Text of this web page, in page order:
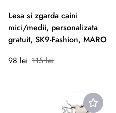
Lesa si zgarda caini
mici/medii, personalizata
gratuit, SK9-Fashion, MARO
Preț
98 lei
Preț
115 lei